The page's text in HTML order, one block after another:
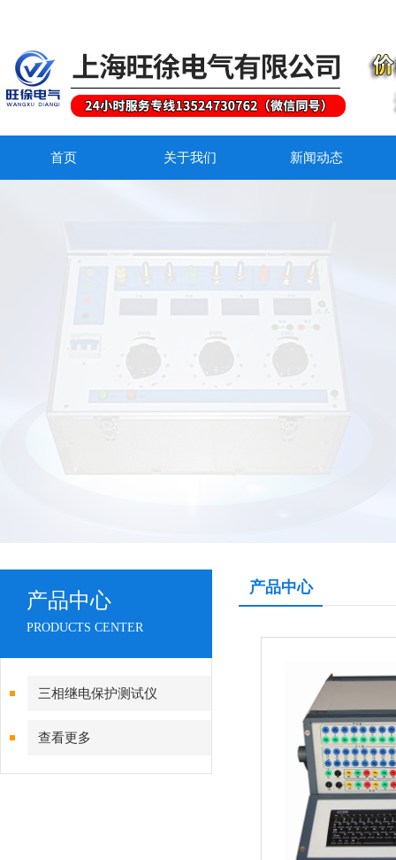
首页 关于我们 新闻动态
产品中心
PRODUCTS CENTER
三相继电保护测试仪
查看更多
产品中心